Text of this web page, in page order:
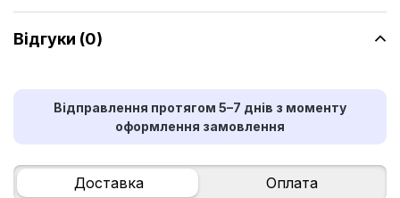
Відгуки (0)
Відправлення протягом 5–7 днів з моменту
оформлення замовлення
Доставка Оплата